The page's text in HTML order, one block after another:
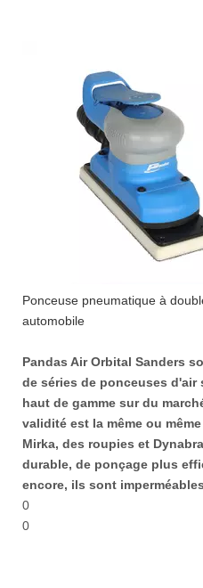
Ponceuse pneumatique à
automobile
Pandas Air Orbital Sanders
de séries de ponceuses d'air
haut de gamme sur du
validité est la même ou
Mirka, des roupies et
durable, de ponçage plus
encore, ils sont
0
0